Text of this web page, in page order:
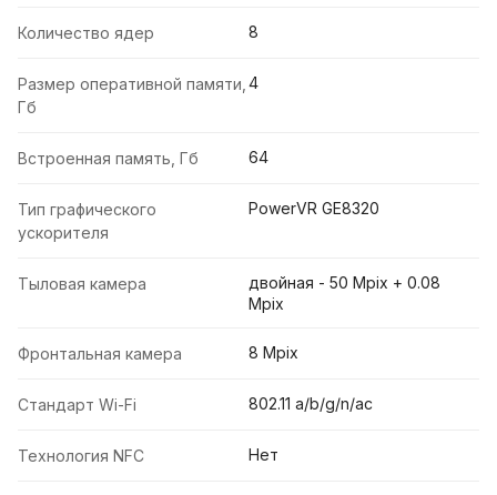
Количество ядер 8
Размер оперативной памяти,
Гб
4
Встроенная память, Гб 64
Тип графического
ускорителя
PowerVR GE8320
Тыловая камера
двойная - 50 Mpix + 0.08
Mpix
Фронтальная камера 8 Mpix
Стандарт Wi-Fi 802.11 a/b/g/n/ac
Технология NFC Нет